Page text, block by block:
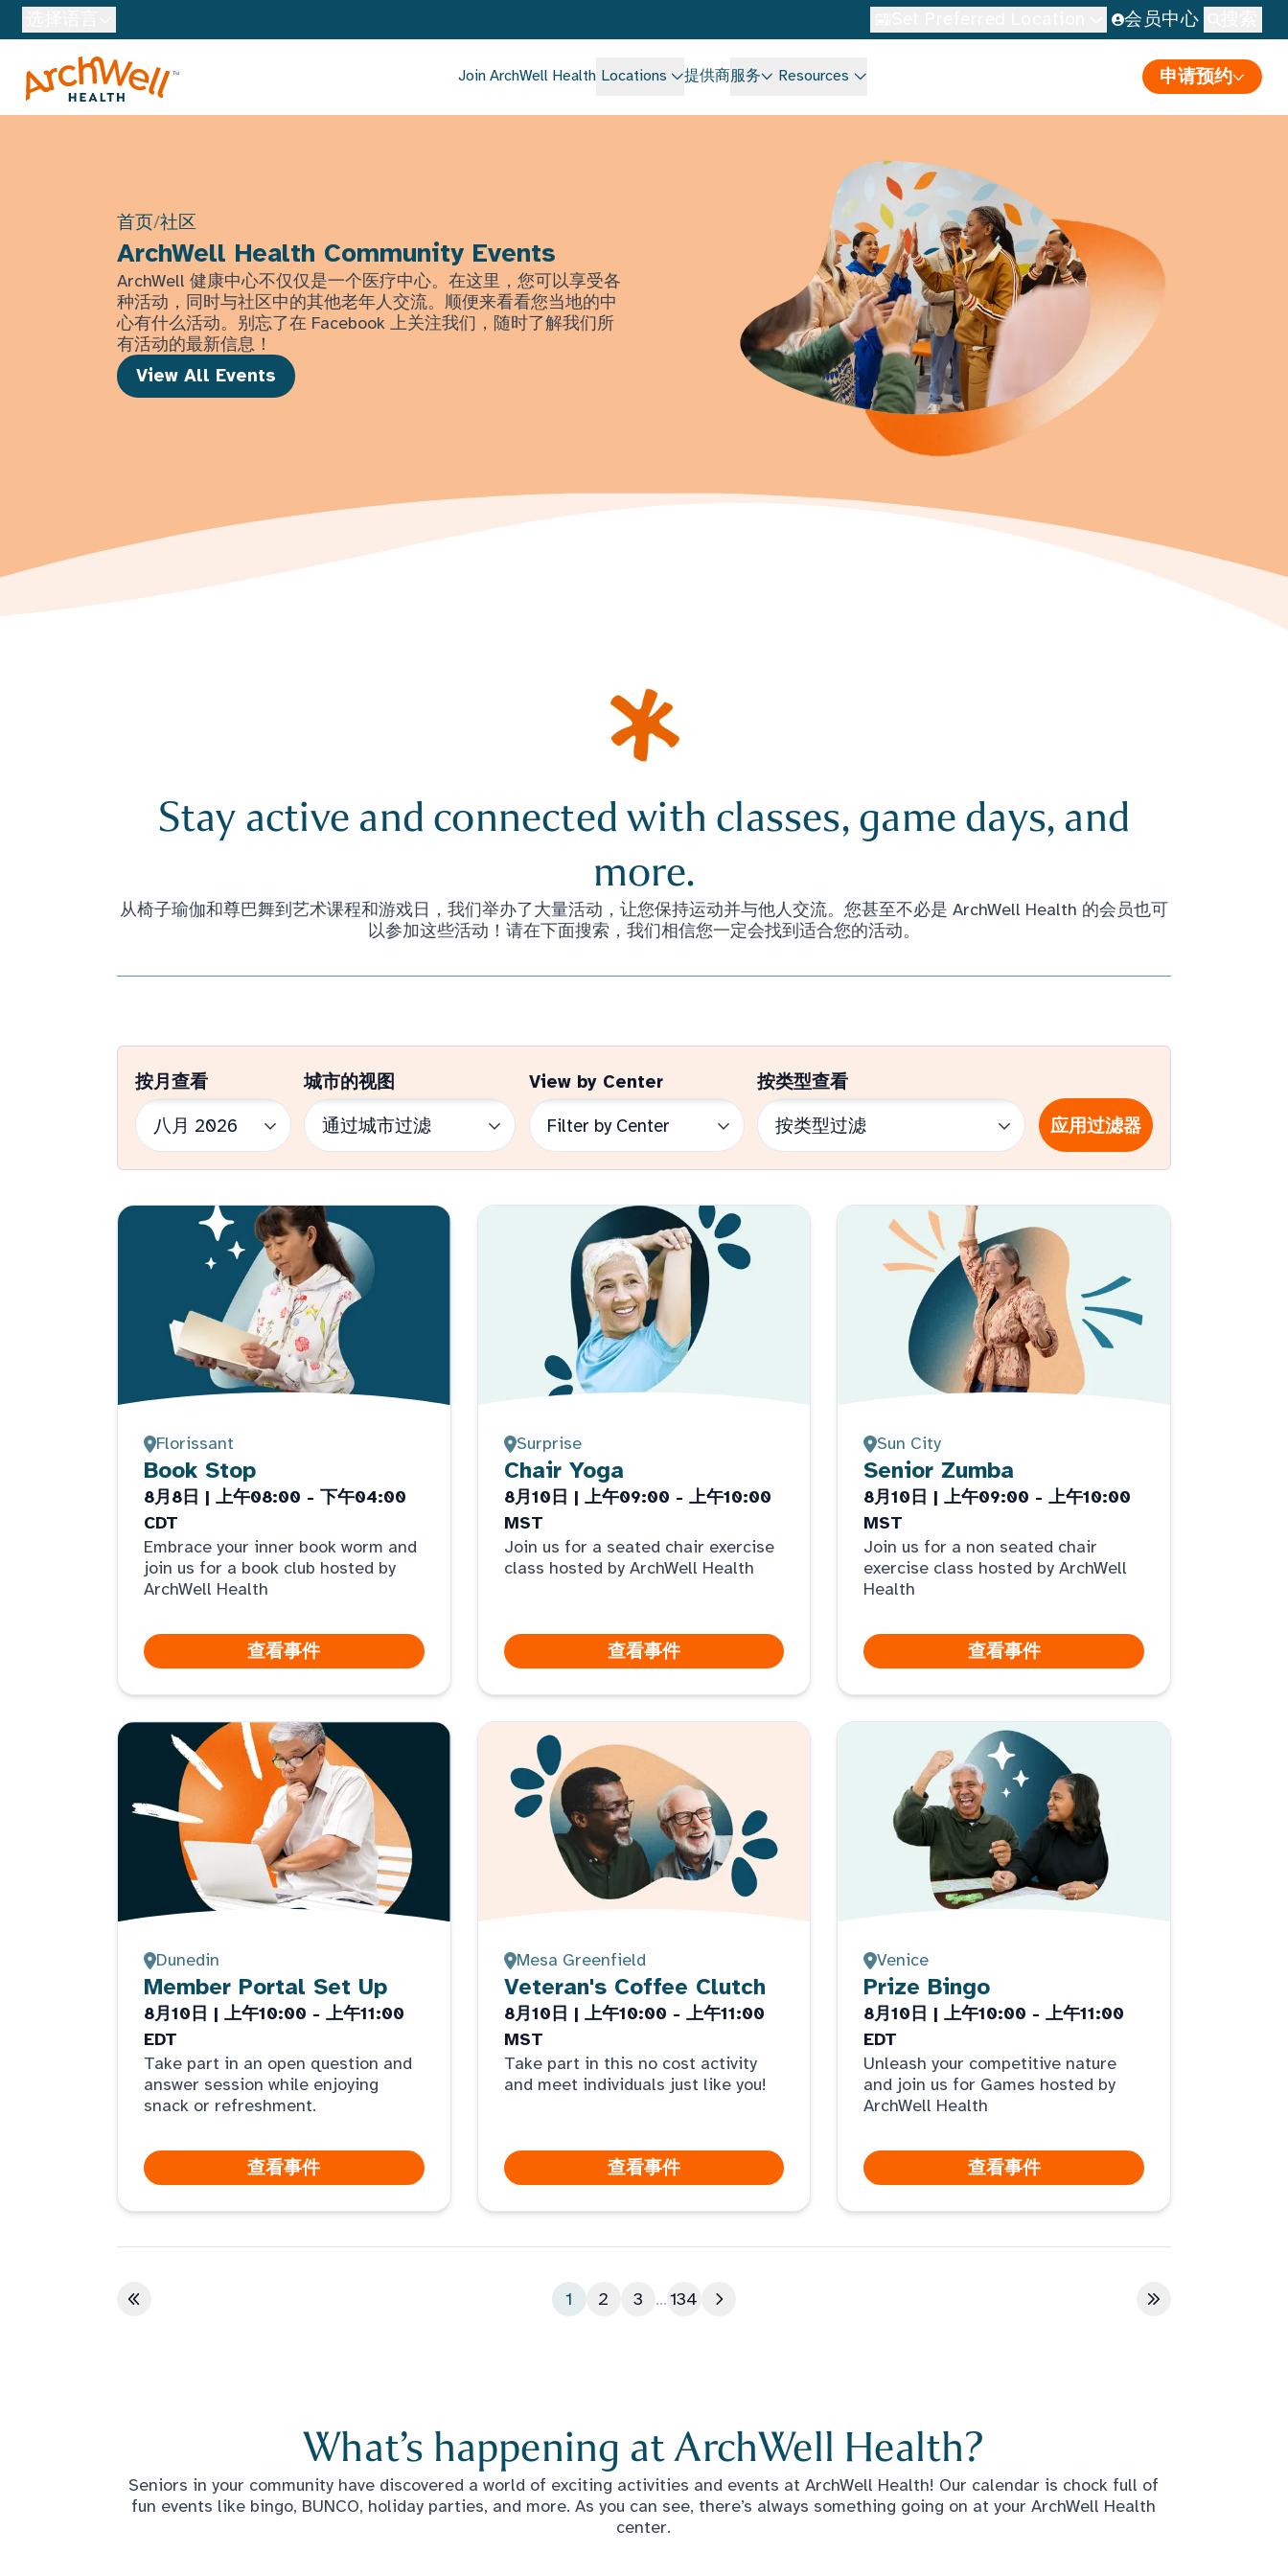
Skip to Main Content 会员中心
Join ArchWell Health Locations 提供商服务 Resources 申请预约
首页/社区
ArchWell Health Community Events
ArchWell 健康中心不仅仅是一个医疗中心。在这里，您可以享受各
种活动，同时与社区中的其他老年人交流。顺便来看看您当地的中
心有什么活动。别忘了在 Facebook 上关注我们，随时了解我们所
有活动的最新信息！
View All Events
Stay active and connected with classes, game days, and
more.
从椅子瑜伽和尊巴舞到艺术课程和游戏日，我们举办了大量活动，让您保持运动并与他人交流。您甚至不必是 ArchWell Health 的会员也可
以参加这些活动！请在下面搜索，我们相信您一定会找到适合您的活动。
按月查看 城市的视图 View by Center
按类型查看
应用过滤器
Florissant
Book Stop
8月8日 | 上午08:00 - 下午04:00
CDT
Embrace your inner book worm and
join us for a book club hosted by
ArchWell Health
查看事件
Surprise
Chair Yoga
8月10日 | 上午09:00 - 上午10:00
MST
Join us for a seated chair exercise
class hosted by ArchWell Health
查看事件
Sun City
Senior Zumba
8月10日 | 上午09:00 - 上午10:00
MST
Join us for a non seated chair
exercise class hosted by ArchWell
Health
查看事件
Dunedin
Member Portal Set Up
8月10日 | 上午10:00 - 上午11:00
EDT
Take part in an open question and
answer session while enjoying
snack or refreshment.
查看事件
Mesa Greenfield
Veteran's Coffee Clutch
8月10日 | 上午10:00 - 上午11:00
MST
Take part in this no cost activity
and meet individuals just like you!
查看事件
Venice
Prize Bingo
8月10日 | 上午10:00 - 上午11:00
EDT
Unleash your competitive nature
and join us for Games hosted by
ArchWell Health
查看事件
第一页 1 2 3 ... 134 下一页 最后一页
What’s happening at ArchWell Health?
Seniors in your community have discovered a world of exciting activities and events at ArchWell Health! Our calendar is chock full of
fun events like bingo, BUNCO, holiday parties, and more. As you can see, there’s always something going on at your ArchWell Health
center.